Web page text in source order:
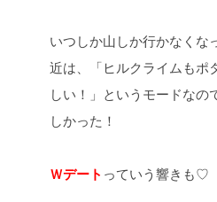
いつしか山しか行かなくな
近は、「ヒルクライムもポ
しい！」というモードなの
しかった！
Ｗデート っていう響きも♡